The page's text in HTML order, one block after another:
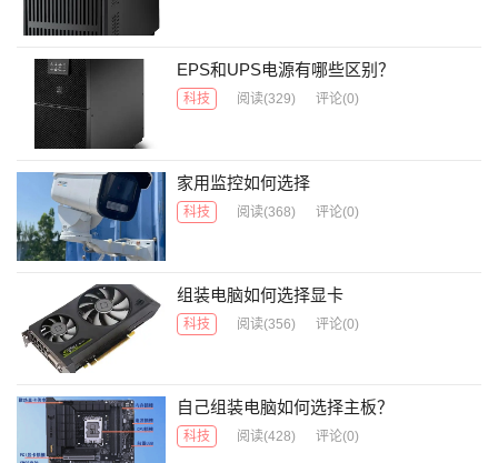
EPS和UPS电源有哪些区别？
科技 阅读(329) 评论(0)
家用监控如何选择
科技 阅读(368) 评论(0)
组装电脑如何选择显卡
科技 阅读(356) 评论(0)
自己组装电脑如何选择主板？
科技 阅读(428) 评论(0)